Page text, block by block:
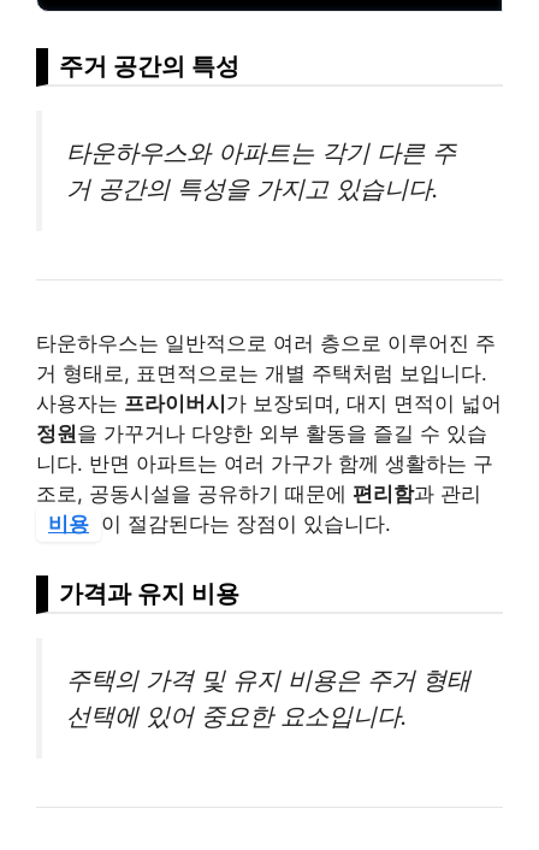
주거 공간의 특성
타운하우스와 아파트는 각기 다른 주
거 공간의 특성을 가지고 있습니다.
타운하우스는 일반적으로 여러 층으로 이루어진 주
거 형태로, 표면적으로는 개별 주택처럼 보입니다.
사용자는 프라이버시 가 보장되며, 대지 면적이 넓어
정원을 가꾸거나 다양한 외부 활동을 즐길 수 있습
니다. 반면 아파트는 여러 가구가 함께 생활하는 구
조로, 공동시설을 공유하기 때문에 편리함과 관리
비용 이 절감된다는 장점이 있습니다.
가격과 유지 비용
주택의 가격 및 유지 비용은 주거 형태
선택에 있어 중요한 요소입니다.